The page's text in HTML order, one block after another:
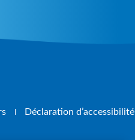
Déclaration d’accessibilité